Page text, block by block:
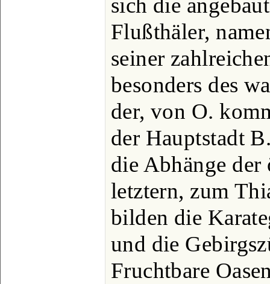
sich die
Flußthäler,
seiner
besonders des
der, von O.
der Hauptstadt
die Abhänge
letztern, zum
bilden die
und die
Fruchtbare